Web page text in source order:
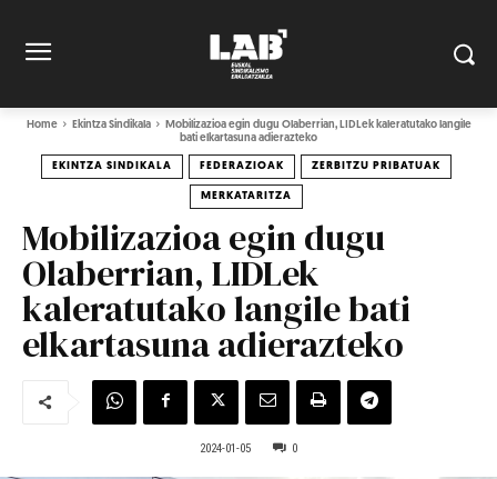
Home Ekintza Sindikala
Mobilizazioa egin dugu Olaberrian, LIDLek kaleratutako langile
bati elkartasuna adierazteko
EKINTZA SINDIKALA FEDERAZIOAK ZERBITZU PRIBATUAK
MERKATARITZA
Mobilizazioa egin dugu
Olaberrian, LIDLek
kaleratutako langile bati
elkartasuna adierazteko
2024-01-05 0